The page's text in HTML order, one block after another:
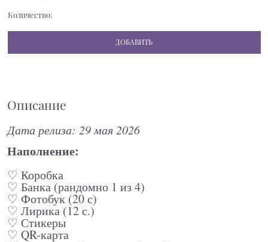
Количество:
ДОБАВИТЬ
Описание
Дата релиза: 29 мая 2026
Наполнение:
♡ Коробка
♡ Банка (рандомно 1 из 4)
♡ Фотобук (20 с)
♡ Лирика (12 с.)
♡ Стикеры
♡ QR-карта